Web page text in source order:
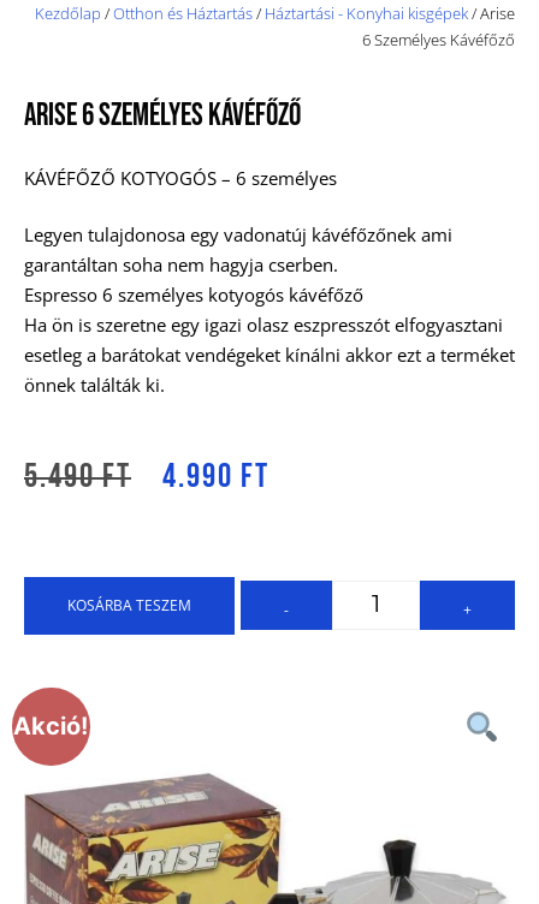
Kezdőlap /Otthon és Háztartás/ Háztartási - Konyhai kisgépek/ Arise
6 Személyes Kávéfőző
Arise 6 Személyes Kávéfőző
KÁVÉFŐZŐ KOTYOGÓS – 6 személyes
Legyen tulajdonosa egy vadonatúj kávéfőzőnek ami
garantáltan soha nem hagyja cserben.
Espresso 6 személyes kotyogós kávéfőző
Ha ön is szeretne egy igazi olasz eszpresszót elfogyasztani
esetleg a barátokat vendégeket kínálni akkor ezt a terméket
önnek találták ki.
5.490Ft 4.990 Ft
- +
KOSÁRBA TESZEM
Akció!